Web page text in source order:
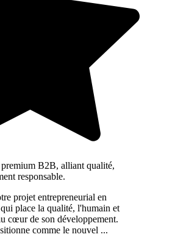
B2B, alliant qualité,
responsable.
projet entrepreneurial en
place la qualité, l'humain et
cœur de son développement.
comme le nouvel ...